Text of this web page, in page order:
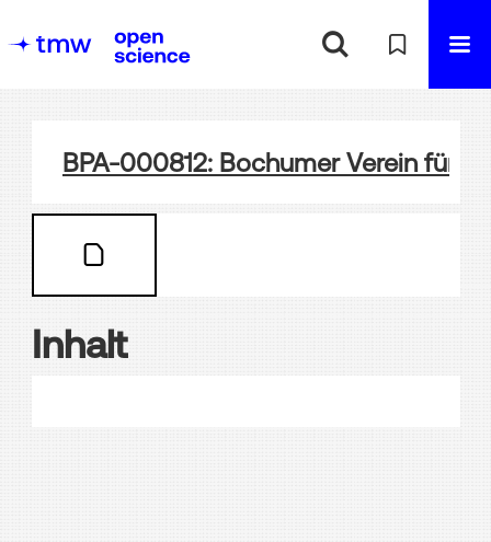
BPA-000812: Bochumer Verein für
Inhalt